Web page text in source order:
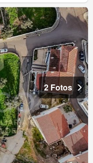
2 Fotos